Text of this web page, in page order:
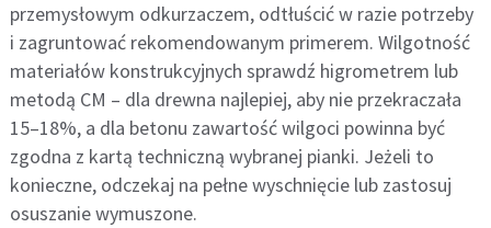
przemysłowym odkurzaczem, odtłuścić w razie potrzeby
i zagruntować rekomendowanym primerem. Wilgotność
materiałów konstrukcyjnych sprawdź higrometrem lub
metodą CM – dla drewna najlepiej, aby nie przekraczała
15–18%, a dla betonu zawartość wilgoci powinna być
zgodna z kartą techniczną wybranej pianki. Jeżeli to
konieczne, odczekaj na pełne wyschnięcie lub zastosuj
osuszanie wymuszone.